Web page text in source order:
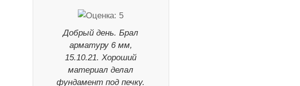
Добрый день. Брал
арматуру 6 мм,
15.10.21. Хороший
материал делал
фундамент под печку.